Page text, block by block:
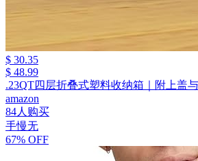
$ 30.35
$ 48.99
.23QT四层折叠式塑料收纳箱｜附上盖
amazon
84人购买
手慢无
67% OFF